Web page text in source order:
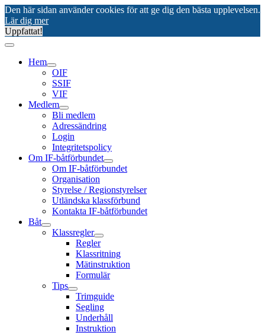
Den här sidan använder cookies för att ge dig den bästa upplevelsen.
Lär dig mer
Uppfattat!
Hem
OIF
SSIF
VIF
Medlem
Bli medlem
Adressändring
Login
Integritetspolicy
Om IF-båtförbundet
Om IF-båtförbundet
Organisation
Styrelse / Regionstyrelser
Utländska klassförbund
Kontakta IF-båtförbundet
Båt
Klassregler
Regler
Klassritning
Mätinstruktion
Formulär
Tips
Trimguide
Segling
Underhåll
Instruktion